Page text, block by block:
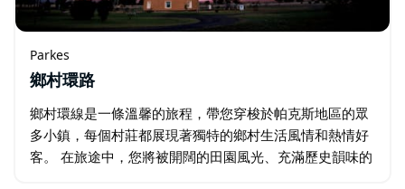
Parkes
鄉村環路
鄉村環線是一條溫馨的旅程，帶您穿梭於帕克斯地區的眾
多小鎮，每個村莊都展現著獨特的鄉村生活風情和熱情好
客。 在旅途中，您將被開闊的田園風光、充滿歷史韻味的